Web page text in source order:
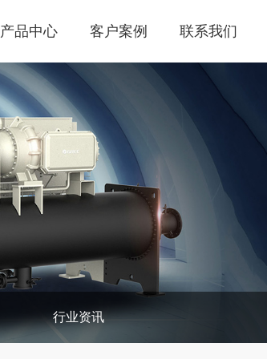
产品中心 客户案例 联系我们
行业资讯